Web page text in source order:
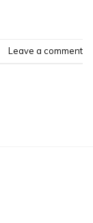
Leave a comment